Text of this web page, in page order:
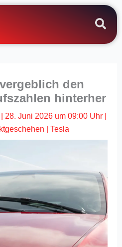
den
hinterher
28. Juni 2026 um 09:00 Uhr|
Tesla